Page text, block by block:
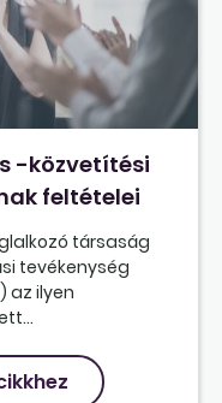
-közvetítési
feltételei
társaság
tevékenység
az ilyen